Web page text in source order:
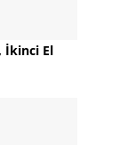
İkinci El